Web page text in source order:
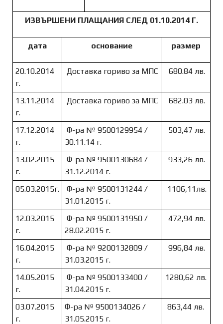
ИЗВЪРШЕНИ ПЛАЩАНИЯ СЛЕД 01.10.2014 Г.
дата основание размер
20.10.2014
г.
Доставка гориво за МПС 680.84 лв.
13.11.2014
г.
Доставка гориво за МПС 682.03 лв.
17.12.2014
г.
Ф-ра № 9500129954 /
30.11.14 г.
503,47 лв.
13.02.2015
г.
Ф-ра № 9500130684 /
31.12.2014 г.
933,26 лв.
05.03.2015г.
Ф-ра № 9500131244 /
31.01.2015 г.
1106,11лв.
12.03.2015
г.
Ф-ра № 9500131950 /
28.02.2015 г.
472,94 лв.
16.04.2015
г.
Ф-ра № 9200132809 /
31.03.2015 г.
996,84 лв.
14.05.2015
г.
Ф-ра № 9500133400 /
31.04.2015 г.
1280,62 лв.
03.07.2015
г.
Ф-ра № 9500134026 /
31.05.2015 г.
863,44 лв.